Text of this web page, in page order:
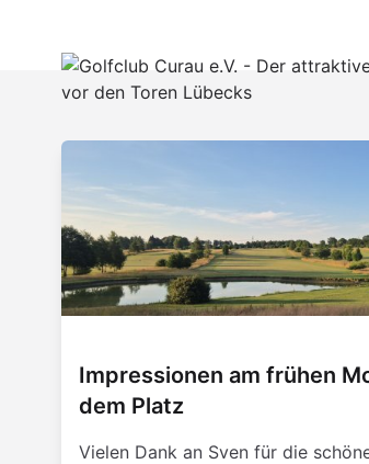
Impressionen am frühen
dem Platz
Vielen Dank an Sven für die